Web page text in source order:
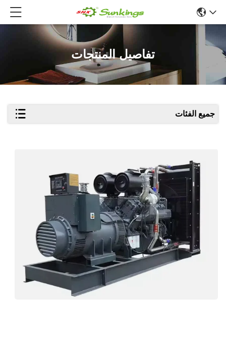
تفاصيل المنتجات
جميع الفئات